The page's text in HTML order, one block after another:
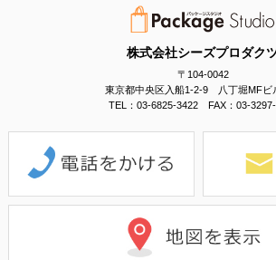
株式会社シーズプロダク
〒104-0042
東京都中央区入船1-2-9 八丁堀MFビ
TEL：03-6825-3422 FAX：03-